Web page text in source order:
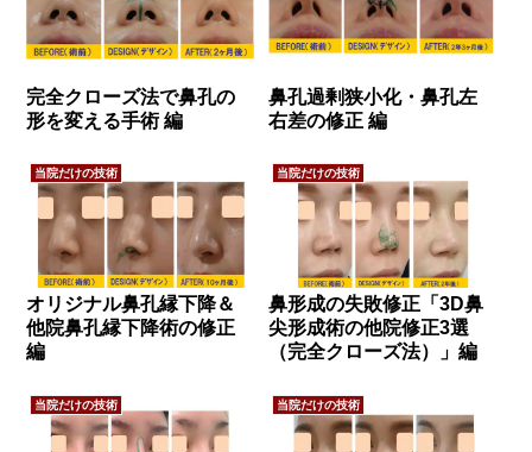
完全クローズ法で鼻孔の
形を変える手術 編
鼻孔過剰狭小化・鼻孔左
右差の修正 編
当院だけの技術
オリジナル鼻孔縁下降＆
他院鼻孔縁下降術の修正
編
当院だけの技術
鼻形成の失敗修正「3D鼻
尖形成術の他院修正3選
（完全クローズ法）」編
当院だけの技術 当院だけの技術